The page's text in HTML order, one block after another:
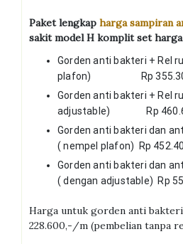
Paket lengkap harga sampiran
sakit model H komplit set
Gorden anti bakteri + Rel
plafon) Rp
Gorden anti bakteri + Rel
adjustable) Rp
Gorden anti bakteri dan
( nempel plafon) Rp
Gorden anti bakteri dan
( dengan adjustable) Rp
Harga untuk gorden anti
228.600,-/m (pembelian tanpa